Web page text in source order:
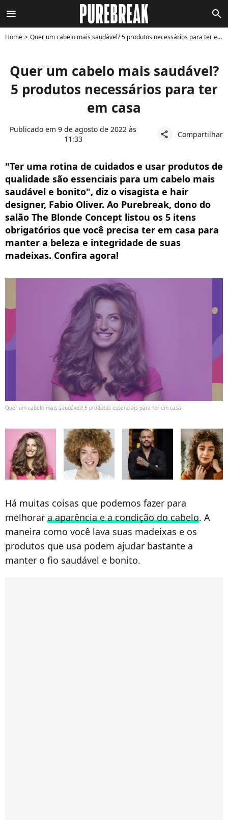
menu search
Home Quer um cabelo mais saudável? 5 produtos necessários para ter em casa
Quer um cabelo mais saudável?
5 produtos necessários para ter
em casa
Publicado em 9 de agosto de 2022 às
11:33
share Compartilhar
"Ter uma rotina de cuidados e usar produtos de
qualidade são essenciais para um cabelo mais
saudável e bonito", diz o visagista e hair
designer, Fabio Oliver. Ao Purebreak, dono do
salão The Blonde Concept listou os 5 itens
obrigatórios que você precisa ter em casa para
manter a beleza e integridade de suas
madeixas. Confira agora!
Quer um cabelo mais saudável? 5 produtos essenciais para ter em casa
Há muitas coisas que podemos fazer para
melhorar a aparência e a condição do cabelo. A
maneira como você lava suas madeixas e os
produtos que usa podem ajudar bastante a
manter o fio saudável e bonito.